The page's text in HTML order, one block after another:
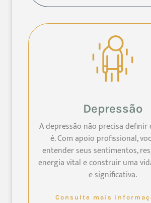
Depressão
A depressão não precisa definir
é. Com apoio profissional,
entender seus sentimentos,
energia vital e construir uma
e significativa.
Consulte mais